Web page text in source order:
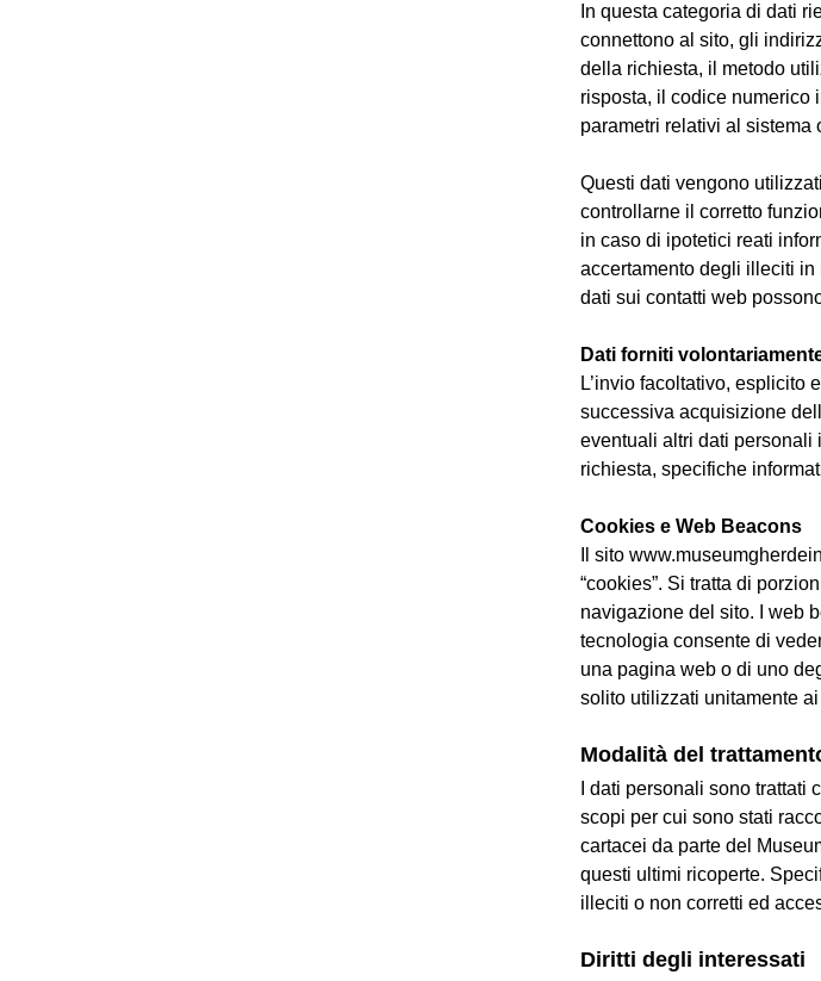
In questa categoria di dati
connettono al sito, gli
della richiesta, il metodo
risposta, il codice numerico
parametri relativi al sistema
Questi dati vengono
controllarne il corretto
in caso di ipotetici reati
accertamento degli illeciti
dati sui contatti web
Dati forniti
L’invio facoltativo, esplicito
successiva acquisizione
eventuali altri dati personali
richiesta, specifiche
Cookies e Web Beacons
Il sito
“cookies”. Si tratta di
navigazione del sito. I web
tecnologia consente di
una pagina web o di uno
solito utilizzati unitamente
Modalità del
I dati personali sono
scopi per cui sono stati
cartacei da parte del
questi ultimi ricoperte.
illeciti o non corretti ed
Diritti degli interessati